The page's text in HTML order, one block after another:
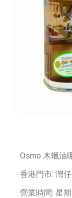
Osmo 木蠟油
香港門市: 灣
營業時間: 星